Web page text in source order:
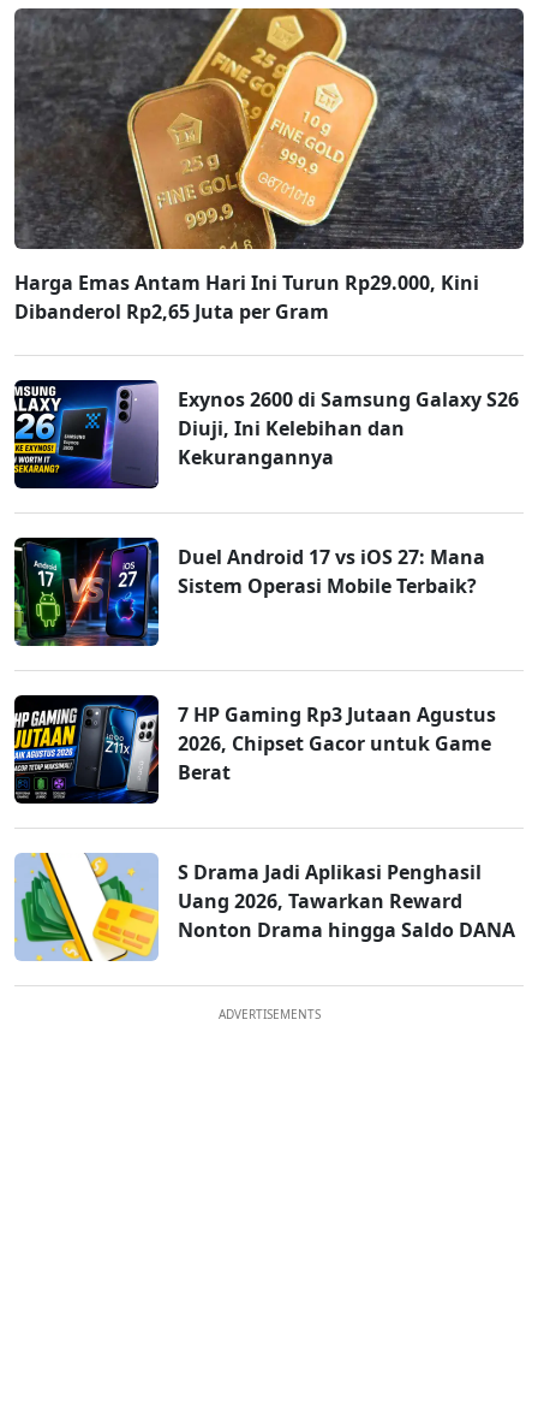
Harga Emas Antam Hari Ini Turun Rp29.000, Kini
Dibanderol Rp2,65 Juta per Gram
Exynos 2600 di Samsung Galaxy S26
Diuji, Ini Kelebihan dan
Kekurangannya
Duel Android 17 vs iOS 27: Mana
Sistem Operasi Mobile Terbaik?
7 HP Gaming Rp3 Jutaan Agustus
2026, Chipset Gacor untuk Game
Berat
S Drama Jadi Aplikasi Penghasil
Uang 2026, Tawarkan Reward
Nonton Drama hingga Saldo DANA
ADVERTISEMENTS